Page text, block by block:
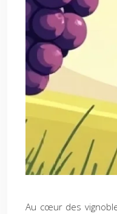
Au cœur des